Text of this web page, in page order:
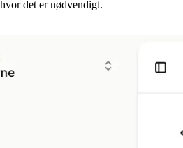
det er nødvendigt.